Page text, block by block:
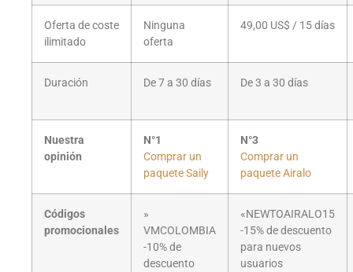
Oferta de coste
ilimitado
Ninguna
oferta
49,00 US$ / 15 días
Duración De 7 a 30 días De 3 a 30 días
Nuestra
opinión
N°1
Comprar un
paquete Saily
N°3
Comprar un
paquete Airalo
Códigos
promocionales
»
VMCOLOMBIA
-10% de
descuento
«NEWTOAIRALO15
-15% de descuento
para nuevos
usuarios